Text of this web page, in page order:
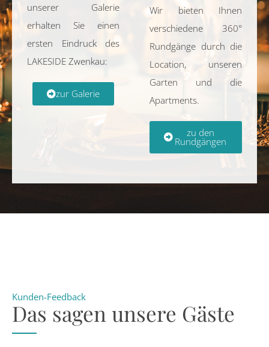
unserer Galerie
erhalten Sie einen
ersten Eindruck des
LAKESIDE Zwenkau:
zur Galerie
Wir bieten Ihnen
verschiedene 360°
Rundgänge durch die
Location, unseren
Garten und die
Apartments.
zu den
Rundgängen
Kunden-Feedback
Das sagen unsere Gäste